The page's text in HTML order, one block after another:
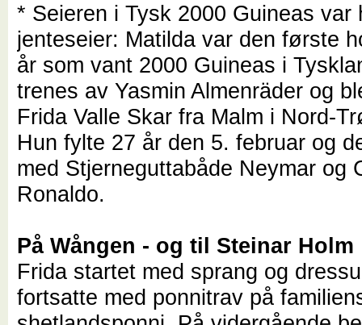
* Seieren i Tysk 2000 Guineas var
jenteseier: Matilda var den første
år som vant 2000 Guineas i
trenes av Yasmin Almenräder og
Frida Valle Skar fra Malm i Nord-
Hun fylte 27 år den 5. februar og
med Stjerneguttabåde Neymar og
Ronaldo.
På Wången - og til Steinar Holm
Frida startet med sprang og
fortsatte med ponnitrav på